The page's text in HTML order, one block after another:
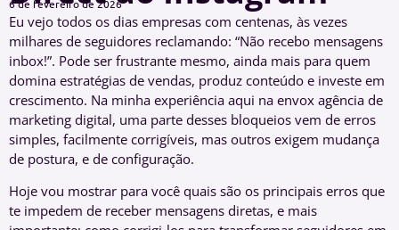
6 de fevereiro de 2026
Eu vejo todos os dias empresas com centenas, às vezes
milhares de seguidores reclamando: “Não recebo mensagens
inbox!”. Pode ser frustrante mesmo, ainda mais para quem
domina estratégias de vendas, produz conteúdo e investe em
crescimento. Na minha experiência aqui na envox agência de
marketing digital, uma parte desses bloqueios vem de erros
simples, facilmente corrigíveis, mas outros exigem mudança
de postura, e de configuração.
Hoje vou mostrar para você quais são os principais erros que
te impedem de receber mensagens diretas, e mais